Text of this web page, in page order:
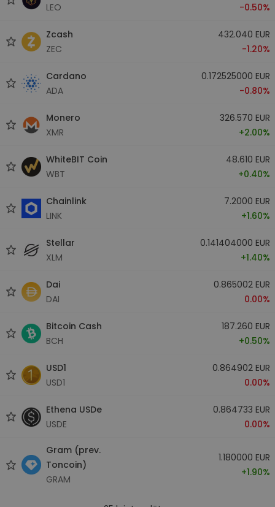
LEO
-0.50%
Zcash
ZEC
432.040 EUR
-1.20%
Cardano
ADA
0.172525000 EUR
-0.80%
Monero
XMR
326.570 EUR
+2.00%
WhiteBIT Coin
WBT
48.610 EUR
+0.40%
Chainlink
LINK
7.2000 EUR
+1.60%
Stellar
XLM
0.141404000 EUR
+1.40%
Dai
DAI
0.865002 EUR
0.00%
Bitcoin Cash
BCH
187.260 EUR
+0.50%
USD1
USD1
0.864902 EUR
0.00%
Ethena USDe
USDE
0.864733 EUR
0.00%
Gram (prev.
Toncoin)
GRAM
1.180000 EUR
+1.90%